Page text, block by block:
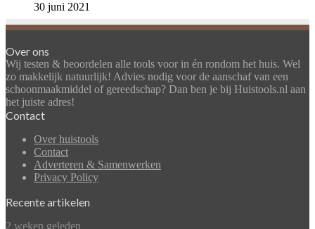
30 juni 2021
Over ons
Wij testen & beoordelen alle tools voor in én rondom het huis. Wel
zo makkelijk natuurlijk! Advies nodig voor de aanschaf van een
schoonmaakmiddel of gereedschap? Dan ben je bij Huistools.nl aan
het juiste adres!
Contact
Over huistools
Contact
Adverteren & Samenwerken
Privacy Policy
Recente artikelen
Wanneer
2 weken geleden